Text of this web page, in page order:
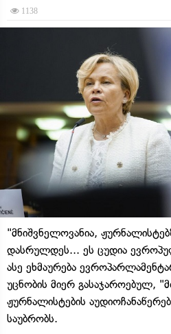
1138
"მნიშვნელოვანია,
დასრულდეს... ეს ცუდია
ასე ეხმაურება
უცნობის მიერ გასაჯაროებულ,
ჟურნალისტების
საუბრობს.